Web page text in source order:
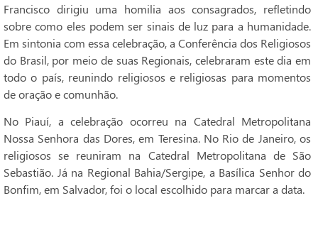
Francisco dirigiu uma homilia aos consagrados, refletindo
sobre como eles podem ser sinais de luz para a humanidade.
Em sintonia com essa celebração, a Conferência dos Religiosos
do Brasil, por meio de suas Regionais, celebraram este dia em
todo o país, reunindo religiosos e religiosas para momentos
de oração e comunhão.
No Piauí, a celebração ocorreu na Catedral Metropolitana
Nossa Senhora das Dores, em Teresina. No Rio de Janeiro, os
religiosos se reuniram na Catedral Metropolitana de São
Sebastião. Já na Regional Bahia/Sergipe, a Basílica Senhor do
Bonfim, em Salvador, foi o local escolhido para marcar a data.